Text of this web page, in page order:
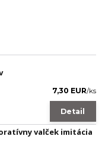
7,30 EUR/ks
Detail
valček imitácia